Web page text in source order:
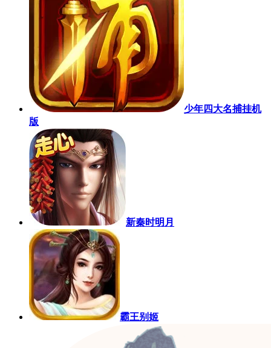
少年四大名捕挂机
版
新秦时明月
霸王别姬